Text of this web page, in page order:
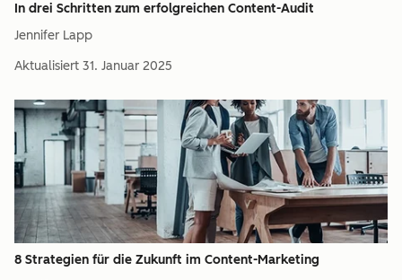
In drei Schritten zum erfolgreichen Content-Audit
Jennifer Lapp
Aktualisiert 31. Januar 2025
8 Strategien für die Zukunft im Content-Marketing